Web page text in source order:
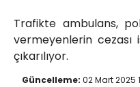
Trafikte ambulans,
vermeyenlerin
çıkarılıyor.
Güncelleme: 02 Mart 2025